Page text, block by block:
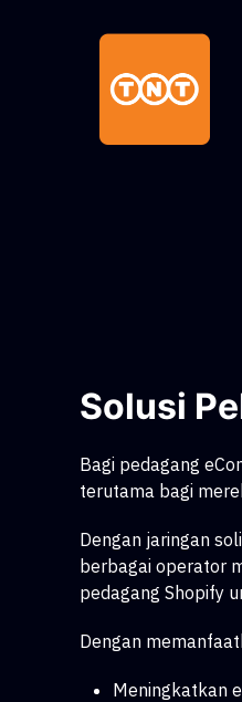
Solusi
Bagi pedagang
terutama bagi
Dengan jaringan
berbagai operator
pedagang Shopify
Dengan
Meningkatkan